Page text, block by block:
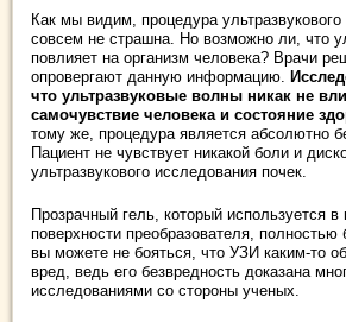
Как мы видим, процедура
совсем не страшна. Но возможно ли, что
повлияет на организм человека? Врачи
опровергают данную информацию.
что ультразвуковые волны никак не
самочувствие человека и состояние
тому же, процедура является абсолютно
Пациент не чувствует никакой боли и
ультразвукового исследования почек.
Прозрачный гель, который используется в
поверхности преобразователя, полностью
вы можете не бояться, что УЗИ каким-то
вред, ведь его безвредность доказана
исследованиями со стороны ученых.